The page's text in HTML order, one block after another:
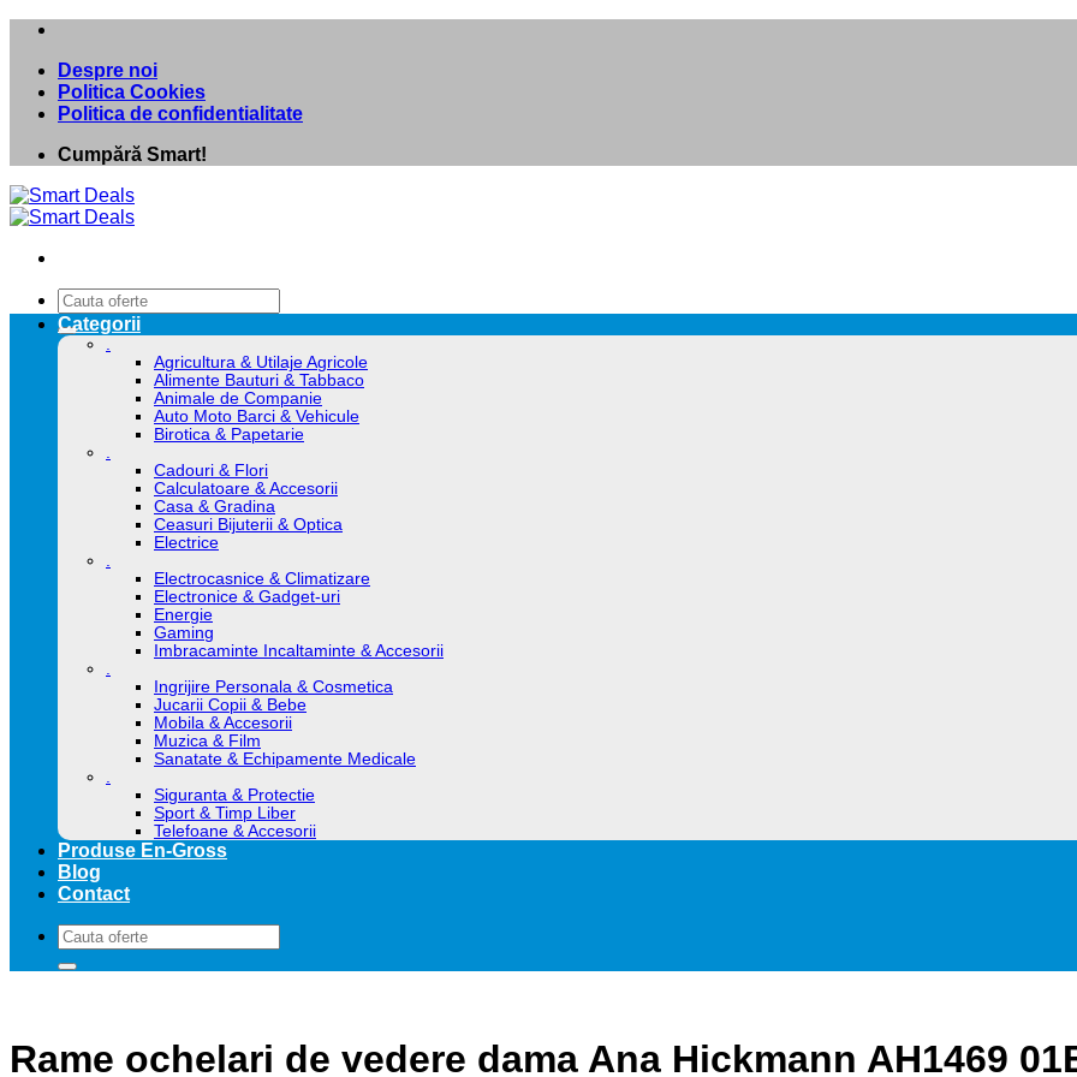
Skip
contentDespre noi
Politica Cookies
Politica de confidentialitate
Cumpără Smart!
Caută
după:
Categorii
.
Agricultura & Utilaje Agricole
Alimente Bauturi & Tabbaco
Animale de Companie
Auto Moto Barci & Vehicule
Birotica & Papetarie
.
Cadouri & Flori
Calculatoare & Accesorii
Casa & Gradina
Ceasuri Bijuterii & Optica
Electrice
.
Electrocasnice & Climatizare
Electronice & Gadget-uri
Energie
Gaming
Imbracaminte Incaltaminte & Accesorii
.
Ingrijire Personala & Cosmetica
Jucarii Copii & Bebe
Mobila & Accesorii
Muzica & Film
Sanatate & Echipamente Medicale
.
Siguranta & Protectie
Sport & Timp Liber
Telefoane & Accesorii
Produse En-Gross
Blog
Contact
Caută
după:
Rame ochelari de vedere dama Ana Hickmann AH1469